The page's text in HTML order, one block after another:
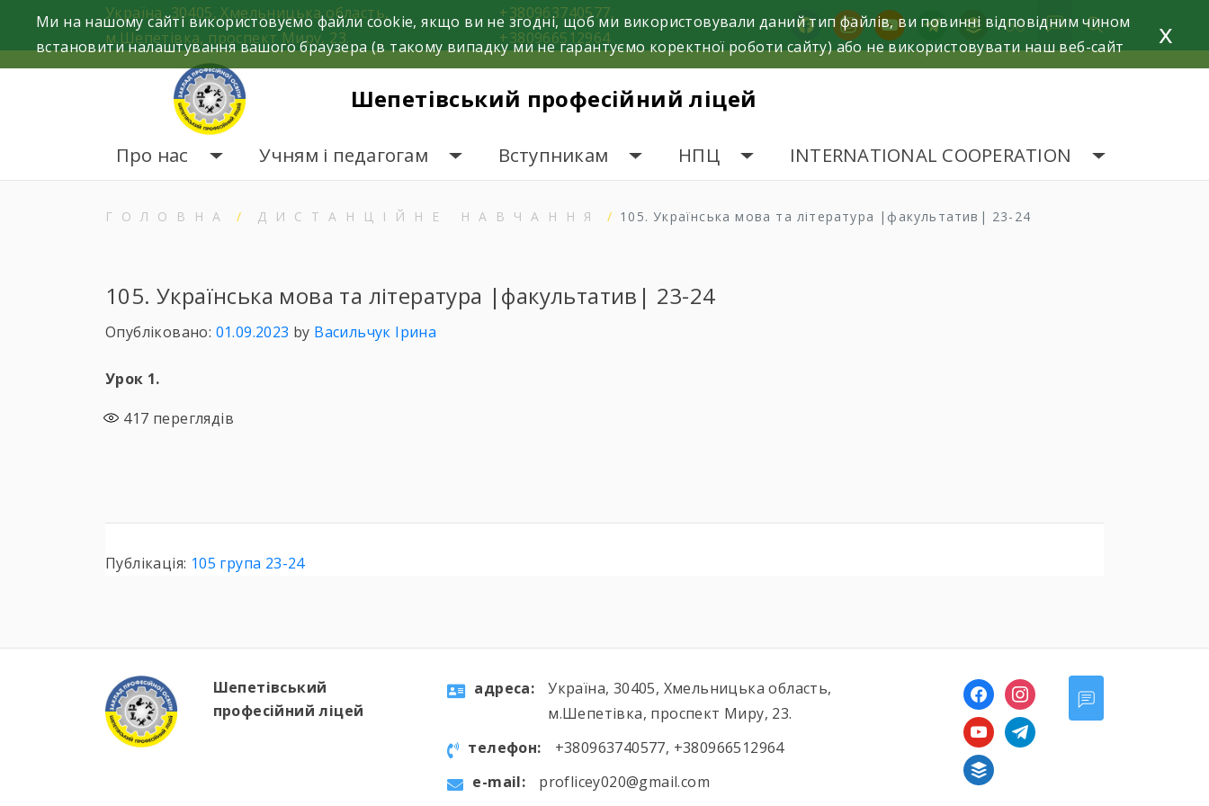
Україна, 30405, Хмельницька область,
м.Шепетівка, проспект Миру, 23.
+380963740577,
+380966512964
facebookinstagramyoutubetelegrambuffer
Шепетівський професійний ліцей
Про нас Учням і педагогам Вступникам НПЦ INTERNATIONAL COOPERATION
ГОЛОВНА ДИСТАНЦІЙНЕ НАВЧАННЯ 105. Українська мова та література |факультатив| 23-24
105. Українська мова та література |факультатив| 23-24
Опубліковано: 01.09.2023 by Васильчук Ірина
Урок 1.
417 переглядів
Публікація: 105 група 23-24
Ми на нашому сайті використовуємо файли cookie, якщо ви не згодні, щоб ми використовували даний тип файлів, ви повинні відповідним чином
встановити налаштування вашого браузера (в такому випадку ми не гарантуємо коректної роботи сайту) або не використовувати наш веб-сайт
x
Шепетівський
професійний ліцей
aдресa:
Україна, 30405, Хмельницька область,
м.Шепетівка, проспект Миру, 23.
телефон:
+380963740577, +380966512964
e-mail:
proflicey020@gmail.com
facebookinstagram
youtubetelegram
buffer